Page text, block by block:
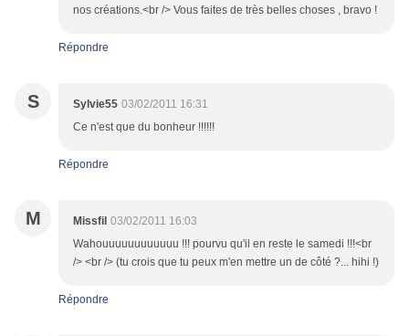
nos créations.<br /> Vous faites de très belles choses , bravo !
Répondre
S Sylvie55 03/02/2011 16:31
Ce n'est que du bonheur !!!!!!
Répondre
M Missfil 03/02/2011 16:03
Wahouuuuuuuuuuuu !!! pourvu qu'il en reste le samedi !!!<br
/> <br /> (tu crois que tu peux m'en mettre un de côté ?... hihi !)
Répondre